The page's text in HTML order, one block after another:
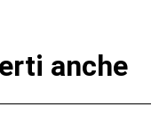
anche